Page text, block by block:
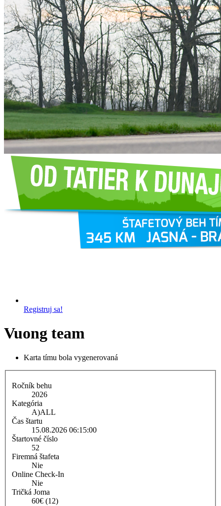
Registruj sa!
Vuong team
Karta tímu bola vygenerovaná
Ročník behu
2026
Kategória
A)ALL
Čas štartu
15.08.2026 06:15:00
Štartovné číslo
52
Firemná štafeta
Nie
Online Check-In
Nie
Tričká Joma
60€ (12)